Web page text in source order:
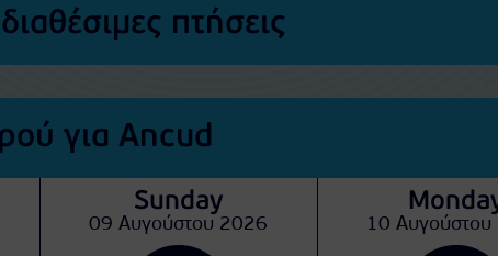
πτήσεις
για Ancud
Sunday
09 Αυγούστου 2026 10